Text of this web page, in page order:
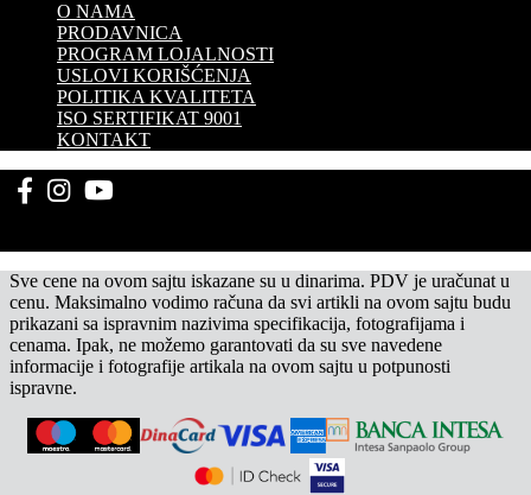
O NAMA
PRODAVNICA
PROGRAM LOJALNOSTI
USLOVI KORIŠĆENJA
POLITIKA KVALITETA
ISO SERTIFIKAT 9001
KONTAKT
Sve cene na ovom sajtu iskazane su u dinarima. PDV je uračunat u
cenu. Maksimalno vodimo računa da svi artikli na ovom sajtu budu
prikazani sa ispravnim nazivima specifikacija, fotografijama i
cenama. Ipak, ne možemo garantovati da su sve navedene
informacije i fotografije artikala na ovom sajtu u potpunosti
ispravne.